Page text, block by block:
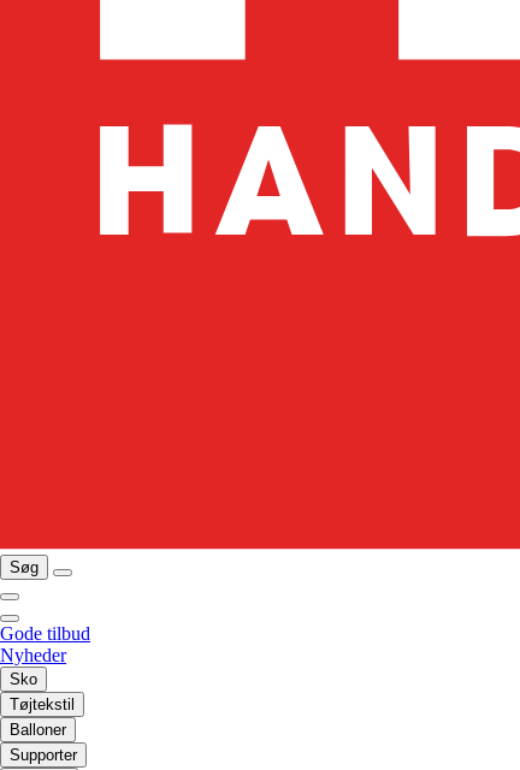
Søg
Gode tilbud
Nyheder
Sko
Tøjtekstil
Balloner
Supporter